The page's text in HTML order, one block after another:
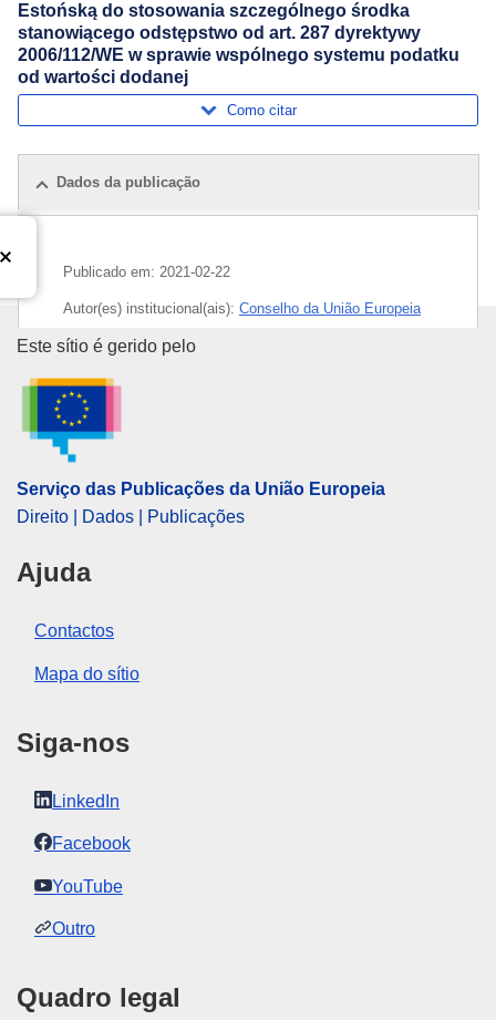
Estońską do stosowania szczególnego środka
stanowiącego odstępstwo od art. 287 dyrektywy
2006/112/WE w sprawie wspólnego systemu podatku
od wartości dodanej
Como citar
Dados da publicação
Publicado em: 2021-02-22
Autor(es) institucional(ais): Conselho da União Europeia
Tema: derrogação ao direito da UE
fiscal,IVA
CELEX : 32021D0358
ELI :
OJ : JOL_2021_069_R_0002
Serviço das Publicações da
Este sítio é gerido pelo
Serviço das Publicações da União Europeia
Direito | Dados | Publicações
Ajuda
Contactos
Mapa do sítio
Siga-nos
LinkedIn
Facebook
YouTube
Outro
Quadro legal